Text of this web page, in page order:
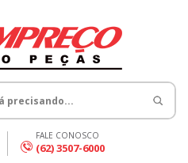
FALE CONOSCO
(62) 3507-6000